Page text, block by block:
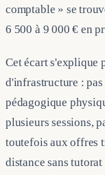
comptable » se
6 500 à 9 000 € en
Cet écart s'explique
d'infrastructure :
pédagogique
plusieurs sessions,
toutefois aux offres
distance sans